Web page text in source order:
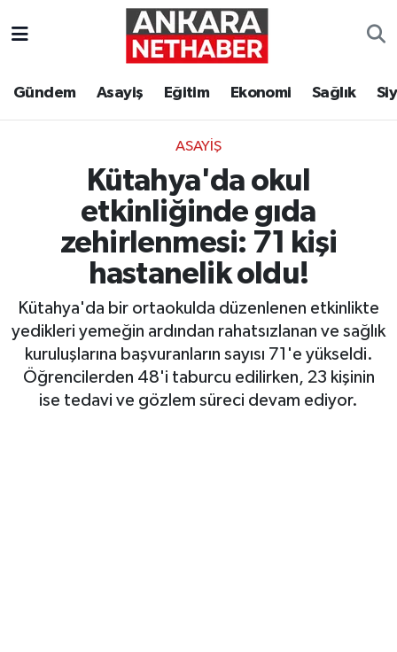
Gündem Asayiş Eğitim Ekonomi Sağlık
ASAYIŞ
Kütahya'da okul
etkinliğinde gıda
zehirlenmesi: 71 kişi
hastanelik oldu!
Kütahya'da bir ortaokulda düzenlenen etkinlikte
yedikleri yemeğin ardından rahatsızlanan ve sağlık
kuruluşlarına başvuranların sayısı 71'e yükseldi.
Öğrencilerden 48'i taburcu edilirken, 23 kişinin
ise tedavi ve gözlem süreci devam ediyor.
Ekonomi
Gündem
Resmi İlanlar
Sağlık
Ankara Hava Durumu
Süper Lig Puan Durumu ve Fikstür
Tüm Manşetler
Son Dakika Haberleri